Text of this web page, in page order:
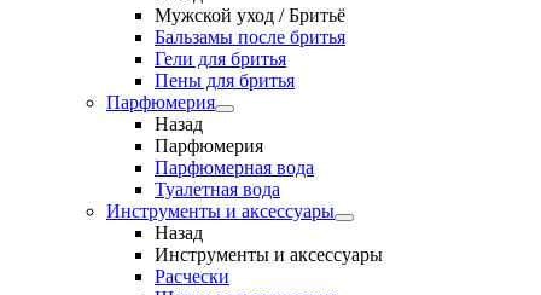
Мужской уход / Бритьё
Бальзамы после бритья
Гели для бритья
Пены для бритья
Парфюмерия
Назад
Парфюмерия
Парфюмерная вода
Туалетная вода
Инструменты и аксессуары
Назад
Инструменты и аксессуары
Расчески